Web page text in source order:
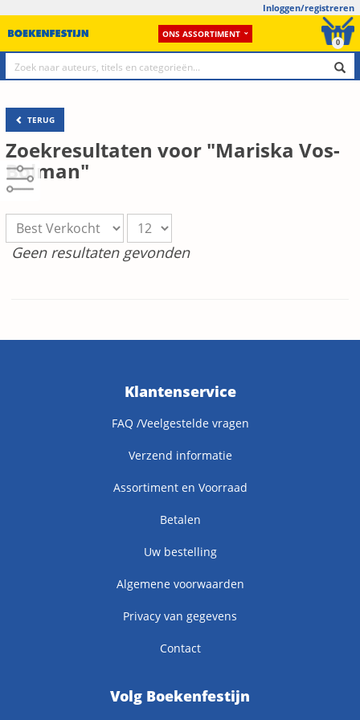
Inloggen/registreren
ONS ASSORTIMENT
0
TERUG
Zoekresultaten voor "Mariska Vos-
Bolman"
Geen resultaten gevonden
Klantenservice
FAQ /Veelgestelde vragen
Verzend informatie
Assortiment en Voorraad
Betalen
Uw bestelling
Algemene voorwaarden
Privacy van gegevens
Contact
Volg Boekenfestijn